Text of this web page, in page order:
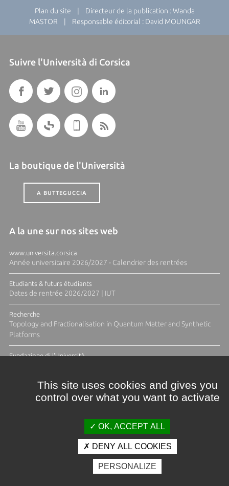
Plan du site | Directeur de la publication : Wanda
MASTOR | Responsable éditorial : David MOUNGAR
Suivre l'Università di Corsica
La boutique de l'Università
A BUTTEGUCCIA
A la une sur nos sites web
www.universita.corsica
Année universitaire 2026/2027 - Calendrier des rentrées
Etudiants & futurs étudiants
Dates de rentrée 2026/2027 | IUT
Recherche
Topology and Fractionalisation in Quantum Matter and Synthetic
Platforms
Fundazione di l'Università
Crédits et mentions légales
Espace presse
Photothèque
This site uses cookies and gives you
control over what you want to activate
OK, ACCEPT ALL
DENY ALL COOKIES
PERSONALIZE